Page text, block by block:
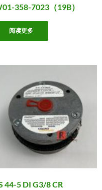
358-7023（19B）
阅读更多
44-5 DI G3/8 CR